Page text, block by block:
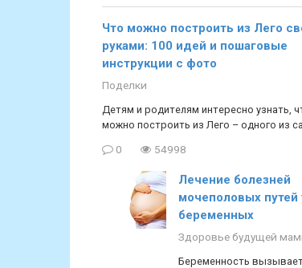
Что можно построить из Лего
руками: 100 идей и пошаговые
инструкции с фото
Поделки
Детям и родителям интересно узнать,
можно построить из Лего – одного из
0 54998
Лечение болезней
мочеполовых путей
беременных
Здоровье будущей
Беременность